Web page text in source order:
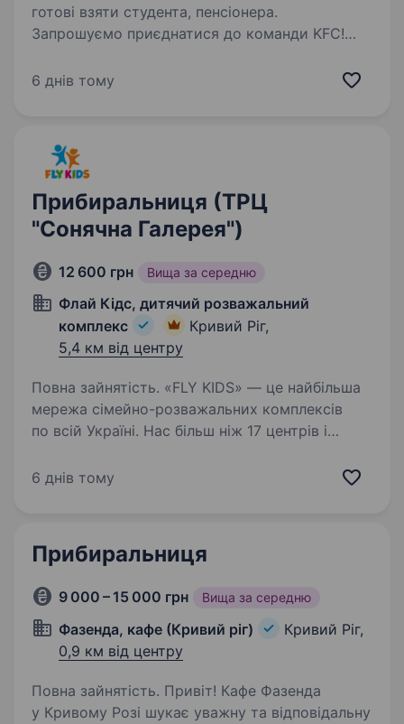
готові взяти студента, пенсіонера.
Запрошуємо приєднатися до команди KFC!
на посаду ПРИБИРАЛЬНИК РЕСТОРАНУ. KFC —
на стравах…
6 днів тому
Прибиральниця (ТРЦ
"Сонячна Галерея")
12 600 грн Вища за середню
Флай Кідс, дитячий розважальний
комплекс
Кривий Ріг,
5,4 км від центру
Повна зайнятість. «FLY KIDS» — це найбільша
мережа сімейно-розважальних комплексів
по всій Україні. Нас більш ніж 17 центрів і
розвитку та сімейного затишку, де кожен день
6 днів тому
Прибиральниця
9 000 – 15 000 грн Вища за середню
Фазенда, кафе (Кривий ріг)
Кривий Ріг,
0,9 км від центру
Повна зайнятість. Привіт! Кафе Фазенда
у Кривому Розі шукає уважну та відповідальну